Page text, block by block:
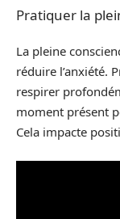
Pratiquer la
La pleine
réduire l’anxiété.
respirer
moment présent
Cela impacte